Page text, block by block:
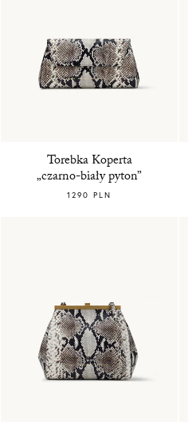
Torebka Koperta
„czarno-biały pyton”
1290 PLN